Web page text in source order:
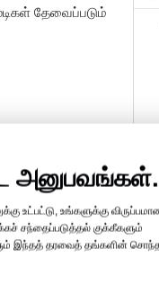
தேவைப்படும்
அனுபவங்கள்.
உட்பட்டு, உங்களுக்கு
சந்தைப்படுத்தல் குக்கீகளும்
இந்தத் தரவைத் தங்களின்